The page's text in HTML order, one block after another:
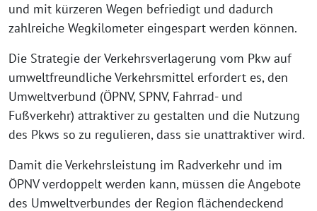
und mit kürzeren Wegen befriedigt und dadurch
zahlreiche Wegkilometer eingespart werden können.
Die Strategie der Verkehrsverlagerung vom Pkw auf
umweltfreundliche Verkehrsmittel erfordert es, den
Umweltverbund (ÖPNV, SPNV, Fahrrad- und
Fußverkehr) attraktiver zu gestalten und die Nutzung
des Pkws so zu regulieren, dass sie unattraktiver wird.
Damit die Verkehrsleistung im Radverkehr und im
ÖPNV verdoppelt werden kann, müssen die Angebote
des Umweltverbundes der Region flächendeckend